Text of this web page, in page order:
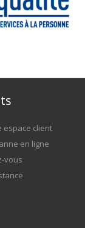
espace client
en ligne
vous